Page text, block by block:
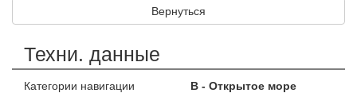
Вернуться
Техни. данные
Категории навигации B - Открытое море